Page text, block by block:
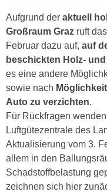
Aufgrund der aktuell
Großraum Graz ruft das
Februar dazu auf, auf
beschickten Holz-
es eine andere
sowie nach
Auto zu verzichten.
Für Rückfragen
Luftgütezentrale des
Aktualisierung vom 3.
allem in den
Schadstoffbelastung
zeichnen sich hier